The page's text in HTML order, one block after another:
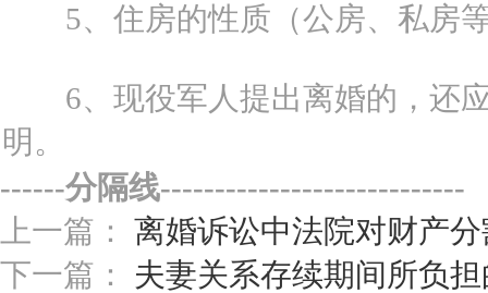
5、住房的性质（公房、私房等
6、现役军人提出离婚的，还应
明。
------分隔线----------------------------
上一篇： 离婚诉讼中法院对财产
下一篇： 夫妻关系存续期间所负